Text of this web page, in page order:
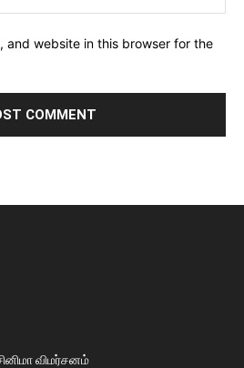
and website in this browser for the
விமர்சனம்